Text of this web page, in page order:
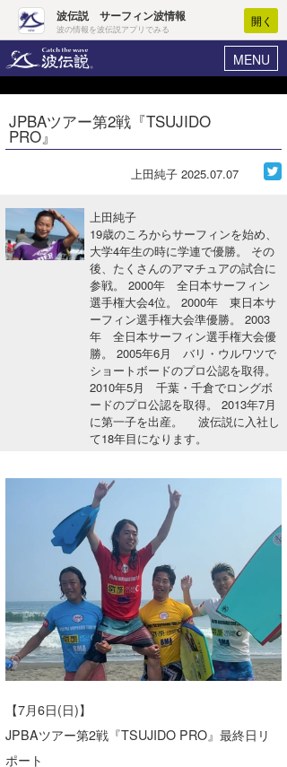
波伝説 サーフィン波情報
波の情報を波伝説アプリでみる
開く
MENU
ヘルプ マイホーム
ログイン
波情報･概況
WAVE HUNTER波予想ツール
サーフィンエリアガイド
会員メニュー
今月のプレゼント
JPBAツアー第2戦『TSUJIDO
PRO』
上田純子 2025.07.07
上田純子
19歳のころからサーフィンを始め、
大学4年生の時に学連で優勝。 その
後、たくさんのアマチュアの試合に
参戦。 2000年 全日本サーフィン
選手権大会4位。 2000年 東日本サ
ーフィン選手権大会準優勝。 2003
年 全日本サーフィン選手権大会優
勝。 2005年6月 バリ・ウルワツで
ショートボードのプロ公認を取得。
2010年5月 千葉・千倉でロングボ
ードのプロ公認を取得。 2013年7月
に第一子を出産。 波伝説に入社し
て18年目になります。
【7月6日(日)】
JPBAツアー第2戦『TSUJIDO PRO』最終日リ
ポート
Core Surf Japan
アート＆エンタメ
ショップ情報
ショップ情報
千葉南
大阪
四国
沖縄
ルール＆How to
VOTE!
サーファーズ